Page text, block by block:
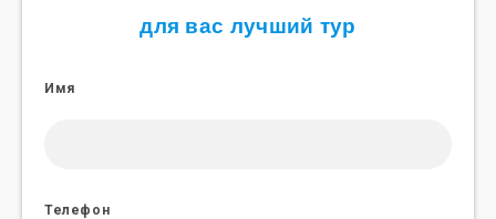
для вас лучший тур
Имя
Телефон